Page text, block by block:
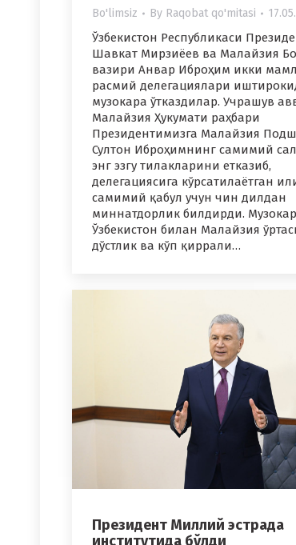
Bo'limsiz By Raqobat qo'mitasi
Ўзбекистон Республикаси
Шавкат Мирзиёев ва Малайзия
вазири Анвар Иброҳим икки
расмий делегациялари
музокара ўтказдилар. Учрашув
Малайзия Ҳукумати раҳбари
Президентимизга Малайзия
Султон Иброҳимнинг самимий
энг эзгу тилакларини етказиб,
делегациясига кўрсатилаётган
самимий қабул учун чин дилдан
миннатдорлик билдирди.
Ўзбекистон билан Малайзия
дўстлик ва кўп қиррали…
Президент Миллий эстрада
институтида бўлди